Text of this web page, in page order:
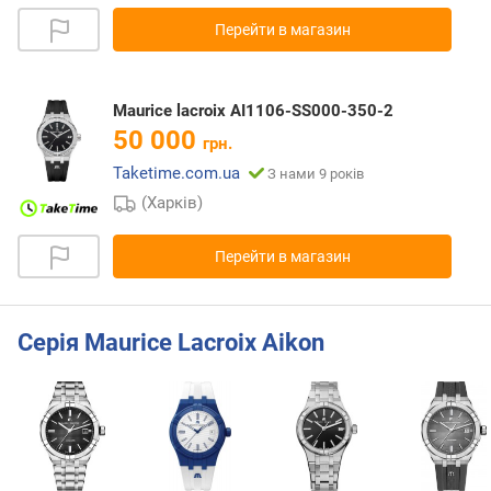
Перейти в магазин
Maurice lacroix AI1106-SS000-350-2
50 000 грн.
Taketime.com.ua
З нами 9 років
(Харків)
Перейти в магазин
Серія Maurice Lacroix Aikon